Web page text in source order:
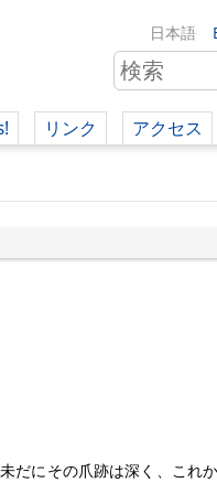
日本語
（ドイツ語）
リンク アクセス
だにその爪跡は深く、これ